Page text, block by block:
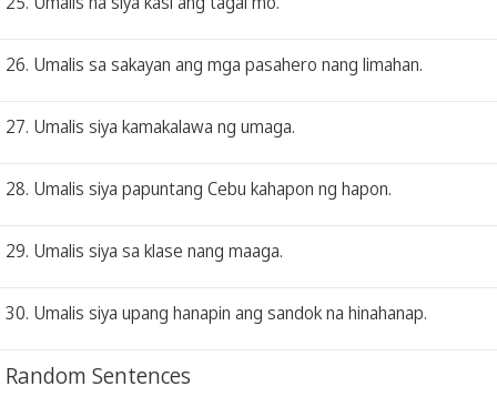
26. Umalis sa sakayan ang mga pasahero nang limahan.
27. Umalis siya kamakalawa ng umaga.
28. Umalis siya papuntang Cebu kahapon ng hapon.
29. Umalis siya sa klase nang maaga.
30. Umalis siya upang hanapin ang sandok na hinahanap.
Random Sentences